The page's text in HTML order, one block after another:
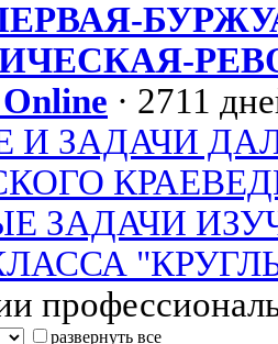
· 2711
И ЗАДАЧИ
ЗАДАЧИ
развернуть все